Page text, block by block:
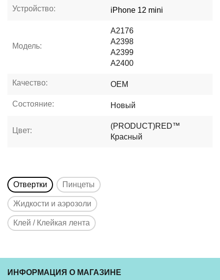
Устройство: iPhone 12 mini
Модель:
A2176
A2398
A2399
A2400
Качество: OEM
Состояние: Новый
Цвет:
(PRODUCT)RED™
Красный
Отвертки Пинцеты
Жидкости и аэрозоли
Клей / Клейкая лента
ИНФОРМАЦИЯ О МАГАЗИНЕ